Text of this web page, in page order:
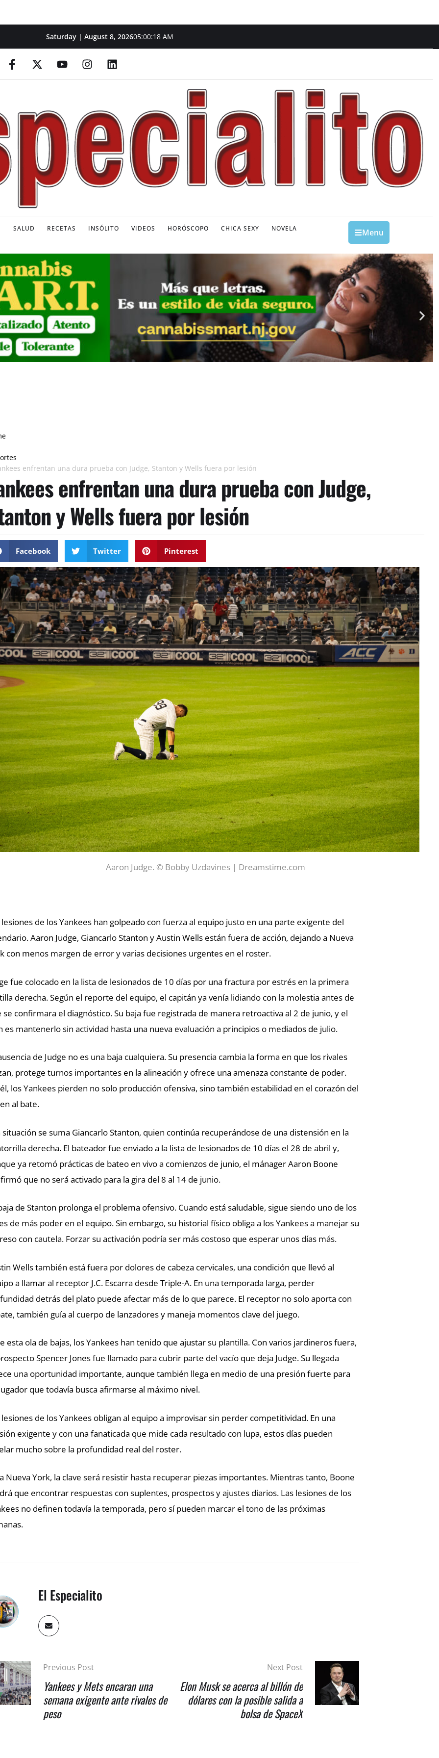
Saturday | August 8, 202605:00:19 AM
SALUD RECETAS INSÓLITO VIDEOS HORÓSCOPO CHICA SEXY NOVELA Menu
enfrentan una dura prueba con Judge, Stanton y Wells fuera por lesión
enfrentan una dura prueba con Judge,
y Wells fuera por lesión
Facebook Twitter Pinterest
Aaron Judge. © Bobby Uzdavines | Dreamstime.com
lesiones de los Yankees han golpeado con fuerza al equipo justo en una parte exigente del
Aaron Judge, Giancarlo Stanton y Austin Wells están fuera de acción, dejando a Nueva
con menos margen de error y varias decisiones urgentes en el roster.
fue colocado en la lista de lesionados de 10 días por una fractura por estrés en la primera
derecha. Según el reporte del equipo, el capitán ya venía lidiando con la molestia antes de
se confirmara el diagnóstico. Su baja fue registrada de manera retroactiva al 2 de junio, y el
es mantenerlo sin actividad hasta una nueva evaluación a principios o mediados de julio.
de Judge no es una baja cualquiera. Su presencia cambia la forma en que los rivales
protege turnos importantes en la alineación y ofrece una amenaza constante de poder.
los Yankees pierden no solo producción ofensiva, sino también estabilidad en el corazón del
al bate.
situación se suma Giancarlo Stanton, quien continúa recuperándose de una distensión en la
derecha. El bateador fue enviado a la lista de lesionados de 10 días el 28 de abril y,
ya retomó prácticas de bateo en vivo a comienzos de junio, el mánager Aaron Boone
que no será activado para la gira del 8 al 14 de junio.
de Stanton prolonga el problema ofensivo. Cuando está saludable, sigue siendo uno de los
de más poder en el equipo. Sin embargo, su historial físico obliga a los Yankees a manejar su
con cautela. Forzar su activación podría ser más costoso que esperar unos días más.
Wells también está fuera por dolores de cabeza cervicales, una condición que llevó al
a llamar al receptor J.C. Escarra desde Triple-A. En una temporada larga, perder
detrás del plato puede afectar más de lo que parece. El receptor no solo aporta con
también guía al cuerpo de lanzadores y maneja momentos clave del juego.
esta ola de bajas, los Yankees han tenido que ajustar su plantilla. Con varios jardineros fuera,
Spencer Jones fue llamado para cubrir parte del vacío que deja Judge. Su llegada
una oportunidad importante, aunque también llega en medio de una presión fuerte para
que todavía busca afirmarse al máximo nivel.
lesiones de los Yankees obligan al equipo a improvisar sin perder competitividad. En una
exigente y con una fanaticada que mide cada resultado con lupa, estos días pueden
mucho sobre la profundidad real del roster.
Nueva York, la clave será resistir hasta recuperar piezas importantes. Mientras tanto, Boone
que encontrar respuestas con suplentes, prospectos y ajustes diarios. Las lesiones de los
no definen todavía la temporada, pero sí pueden marcar el tono de las próximas
El Especialito
Previous Post
Yankees y Mets encaran una
semana exigente ante rivales de
peso
Next Post
Elon Musk se acerca al billón de
dólares con la posible salida a
bolsa de SpaceX